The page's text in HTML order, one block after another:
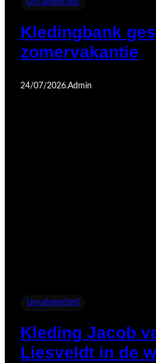
Uncategorized
Kledingbank
zomervakantie
24/07/2026.Admin
Uncategorized
Kleding Jacob
Liesveldt in de